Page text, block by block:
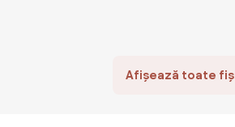
Afișează toate